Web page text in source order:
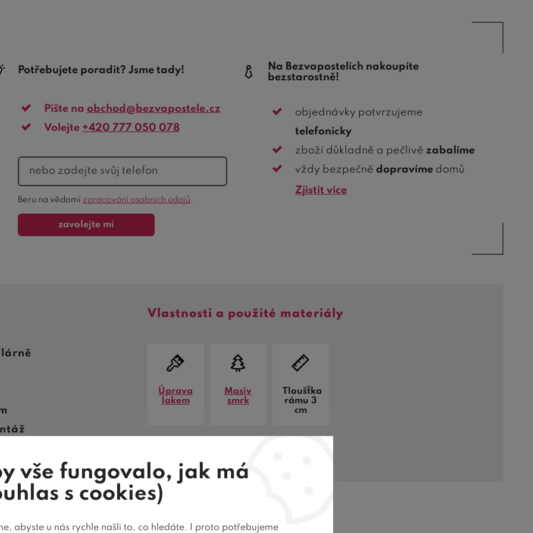
Potřebujete poradit? Jsme tady!
Pište na obchod@bezvapostele.cz
Volejte +420 777 050 078
telefon
formuláře
Beru na vědomí zpracování osobních údajů .
zavolejte mi
Na Bezvapostelích nakoupíte
bezstarostně!
objednávky potvrzujeme
telefonicky
zboží důkladně a pečlivě zabalíme
vždy bezpečně dopravímedomů
Zjistit více
Vlastnosti a použité materiály
Úprava
lakem
Masiv
smrk
Tloušťka
rámu 3
cm
vše fungovalo, jak má
s cookies)
abyste u nás rychle našli to, co hledáte. I proto potřebujeme